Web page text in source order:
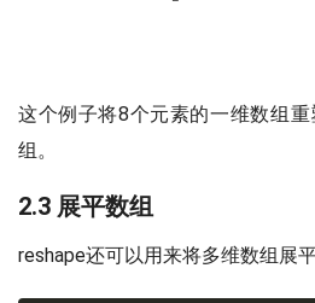
这个例子将8个元素的一维数组
组。
2.3 展平数组
reshape还可以用来将多维数组展